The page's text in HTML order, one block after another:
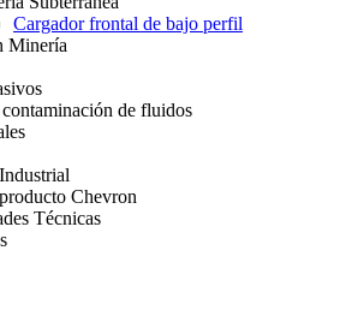
Cargador frontal de bajo perfil
Minería
de fluidos
Chevron
Técnicas